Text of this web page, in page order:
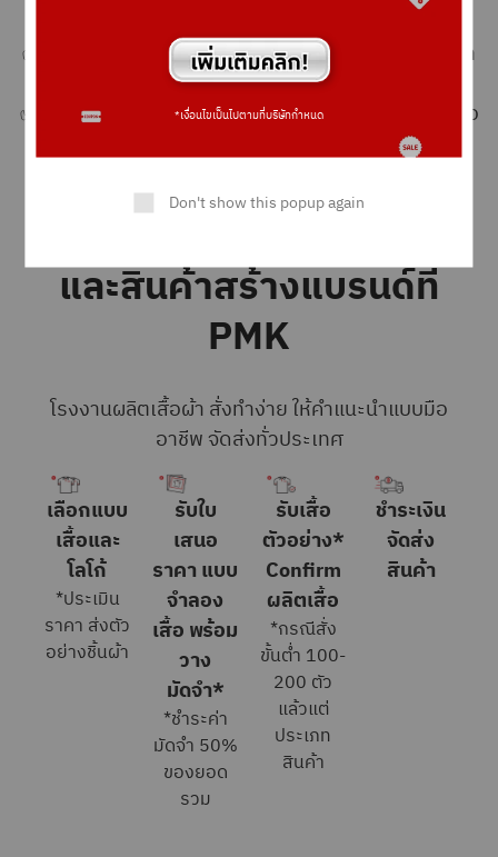
✅ ประเมินราคาตามแบบที่สั่งผลิตด้วยความจริงใจ ราคา
ตามมาตรฐานโรงงานผู้ผลิตจริง
✅ PMK คัดสรรและนำเสนอสินค้า เนื้อผ้า และบริการ เพื่อ
และสินค้าสร้างแบรนด์ที่
PMK
โรงงานผลิตเสื้อผ้า สั่งทำง่าย ให้คำแนะนำแบบมือ
อาชีพ จัดส่งทั่วประเทศ
เลือกแบบ
เสื้อและ
โลโก้
*ประเมิน
ราคา ส่งตัว
อย่างชิ้นผ้า
รับใบ
เสนอ
ราคา แบบ
จำลอง
เสื้อ พร้อม
วาง
มัดจำ*
*ชำระค่า
มัดจำ 50%
ของยอด
รวม
รับเสื้อ
ตัวอย่าง*
Confirm
ผลิตเสื้อ
*กรณีสั่ง
ขั้นต่ำ 100-
200 ตัว
แล้วแต่
ประเภท
สินค้า
ชำระเงิน
จัดส่ง
สินค้า
*เงื่อนไขเป็นไปตามที่บริษัทกำหนด
Don't show this popup again